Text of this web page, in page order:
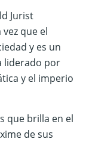
Jurist
que el
y es un
liderado por
y el imperio
que brilla en el
de sus